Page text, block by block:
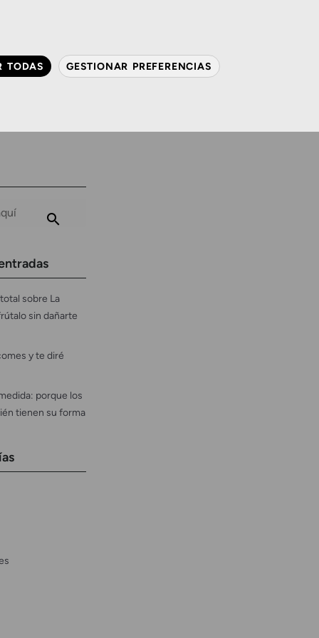
Audiología Gafas y mucho más
sobre La
sin dañarte
y te diré
porque los
tienen su forma
TODAS GESTIONAR PREFERENCIAS